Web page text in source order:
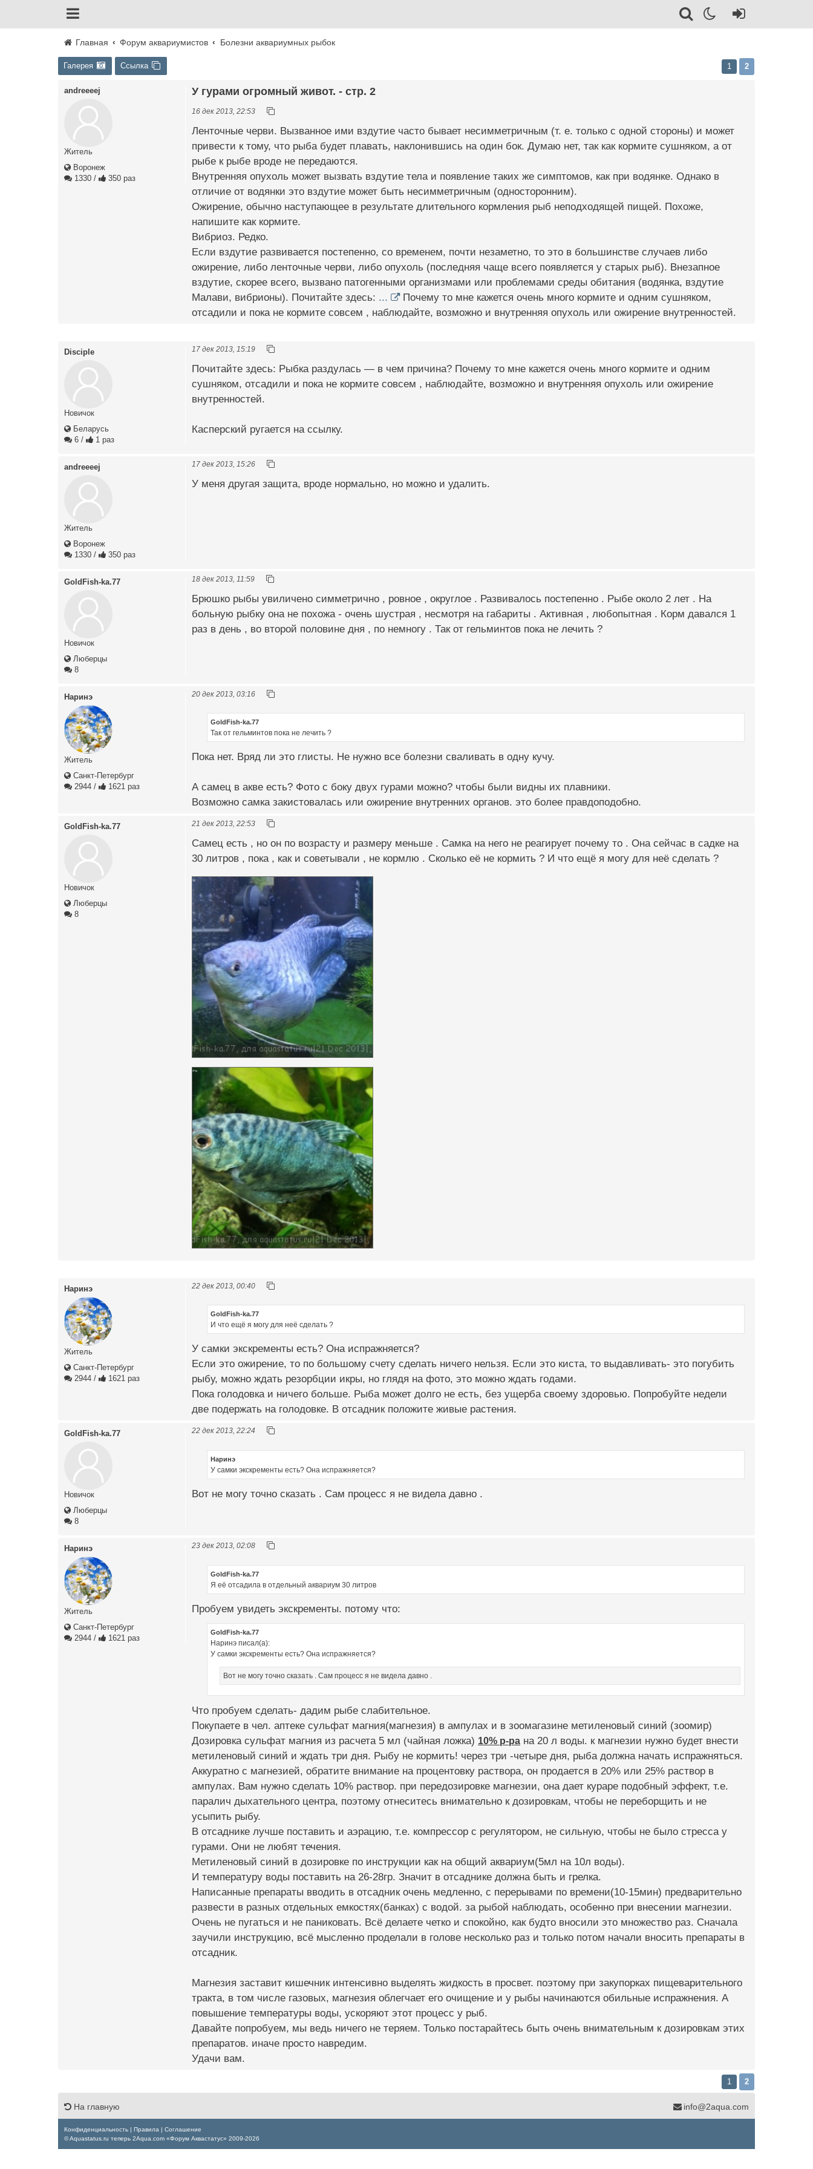
Главная Форум аквариумистов Болезни аквариумных рыбок
Галерея Ссылка 1 2
andreeeej
Житель
Воронеж
1330 / 350 раз
У гурами огромный живот. - стр. 2
16 дек 2013, 22:53
Ленточные черви. Вызванное ими вздутие часто бывает несимметричным (т. е. только с одной стороны) и может
привести к тому, что рыба будет плавать, наклонившись на один бок. Думаю нет, так как кормите сушняком, а от
рыбе к рыбе вроде не передаются.
Внутренняя опухоль может вызвать вздутие тела и появление таких же симптомов, как при водянке. Однако в
отличие от водянки это вздутие может быть несимметричным (односторонним).
Ожирение, обычно наступающее в результате длительного кормления рыб неподходящей пищей. Похоже,
напишите как кормите.
Вибриоз. Редко.
Если вздутие развивается постепенно, со временем, почти незаметно, то это в большинстве случаев либо
ожирение, либо ленточные черви, либо опухоль (последняя чаще всего появляется у старых рыб). Внезапное
вздутие, скорее всего, вызвано патогенными организмами или проблемами среды обитания (водянка, вздутие
Малави, вибрионы). Почитайте здесь: ...
Почему то мне кажется очень много кормите и одним сушняком,
отсадили и пока не кормите совсем , наблюдайте, возможно и внутренняя опухоль или ожирение внутренностей.
Disciple
Новичок
Беларусь
6 / 1 раз
17 дек 2013, 15:19
Почитайте здесь: Рыбка раздулась — в чем причина? Почему то мне кажется очень много кормите и одним
сушняком, отсадили и пока не кормите совсем , наблюдайте, возможно и внутренняя опухоль или ожирение
внутренностей.
Касперский ругается на ссылку.
andreeeej
Житель
Воронеж
1330 / 350 раз
17 дек 2013, 15:26
У меня другая защита, вроде нормально, но можно и удалить.
GoldFish-ka.77
Новичок
Люберцы
8
18 дек 2013, 11:59
Брюшко рыбы увиличено симметрично , ровное , округлое . Развивалось постепенно . Рыбе около 2 лет . На
больную рыбку она не похожа - очень шустрая , несмотря на габариты . Активная , любопытная . Корм давался 1
раз в день , во второй половине дня , по немногу . Так от гельминтов пока не лечить ?
Наринэ
Житель
Санкт-Петербург
2944 / 1621 раз
20 дек 2013, 03:16
GoldFish-ka.77
Так от гельминтов пока не лечить ?
Пока нет. Вряд ли это глисты. Не нужно все болезни сваливать в одну кучу.
А самец в акве есть? Фото с боку двух гурами можно? чтобы были видны их плавники.
Возможно самка закистовалась или ожирение внутренних органов. это более правдоподобно.
GoldFish-ka.77
Новичок
Люберцы
8
21 дек 2013, 22:53
Самец есть , но он по возрасту и размеру меньше . Самка на него не реагирует почему то . Она сейчас в садке на
30 литров , пока , как и советывали , не кормлю . Сколько её не кормить ? И что ещё я могу для неё сделать ?
Наринэ
Житель
Санкт-Петербург
2944 / 1621 раз
22 дек 2013, 00:40
GoldFish-ka.77
И что ещё я могу для неё сделать ?
У самки экскременты есть? Она испражняется?
Если это ожирение, то по большому счету сделать ничего нельзя. Если это киста, то выдавливать- это погубить
рыбу, можно ждать резорбции икры, но глядя на фото, это можно ждать годами.
Пока голодовка и ничего больше. Рыба может долго не есть, без ущерба своему здоровью. Попробуйте недели
две подержать на голодовке. В отсадник положите живые растения.
GoldFish-ka.77
Новичок
Люберцы
8
22 дек 2013, 22:24
Наринэ
У самки экскременты есть? Она испражняется?
Вот не могу точно сказать . Сам процесс я не видела давно .
Наринэ
Житель
Санкт-Петербург
2944 / 1621 раз
23 дек 2013, 02:08
GoldFish-ka.77
Я её отсадила в отдельный аквариум 30 литров
Пробуем увидеть экскременты. потому что:
GoldFish-ka.77
Наринэ писал(а):
У самки экскременты есть? Она испражняется?
Вот не могу точно сказать . Сам процесс я не видела давно .
Что пробуем сделать- дадим рыбе слабительное.
Покупаете в чел. аптеке сульфат магния(магнезия) в ампулах и в зоомагазине метиленовый синий (зоомир)
Дозировка сульфат магния из расчета 5 мл (чайная ложка) 10% р-ра на 20 л воды. к магнезии нужно будет внести
метиленовый синий и ждать три дня. Рыбу не кормить! через три -четыре дня, рыба должна начать испражняться.
Аккуратно с магнезией, обратите внимание на процентовку раствора, он продается в 20% или 25% раствор в
ампулах. Вам нужно сделать 10% раствор. при передозировке магнезии, она дает кураре подобный эффект, т.е.
паралич дыхательного центра, поэтому отнеситесь внимательно к дозировкам, чтобы не переборщить и не
усыпить рыбу.
В отсаднике лучше поставить и аэрацию, т.е. компрессор с регулятором, не сильную, чтобы не было стресса у
гурами. Они не любят течения.
Метиленовый синий в дозировке по инструкции как на общий аквариум(5мл на 10л воды).
И температуру воды поставить на 26-28гр. Значит в отсаднике должна быть и грелка.
Написанные препараты вводить в отсадник очень медленно, с перерывами по времени(10-15мин) предварительно
развести в разных отдельных емкостях(банках) с водой. за рыбой наблюдать, особенно при внесении магнезии.
Очень не пугаться и не паниковать. Всё делаете четко и спокойно, как будто вносили это множество раз. Сначала
заучили инструкцию, всё мысленно проделали в голове несколько раз и только потом начали вносить препараты в
отсадник.
Магнезия заставит кишечник интенсивно выделять жидкость в просвет. поэтому при закупорках пищеварительного
тракта, в том числе газовых, магнезия облегчает его очищение и у рыбы начинаются обильные испражнения. А
повышение температуры воды, ускоряют этот процесс у рыб.
Давайте попробуем, мы ведь ничего не теряем. Только постарайтесь быть очень внимательным к дозировкам этих
препаратов. иначе просто навредим.
Удачи вам.
1 2
На главную info@2aqua.com
Конфиденциальность | Правила | Соглашение
© Aquastatus.ru теперь 2Aqua.com «Форум Аквастатус» 2009-2026